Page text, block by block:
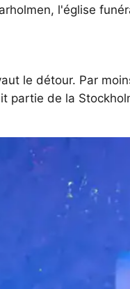
l'église
le détour. Par
partie de la